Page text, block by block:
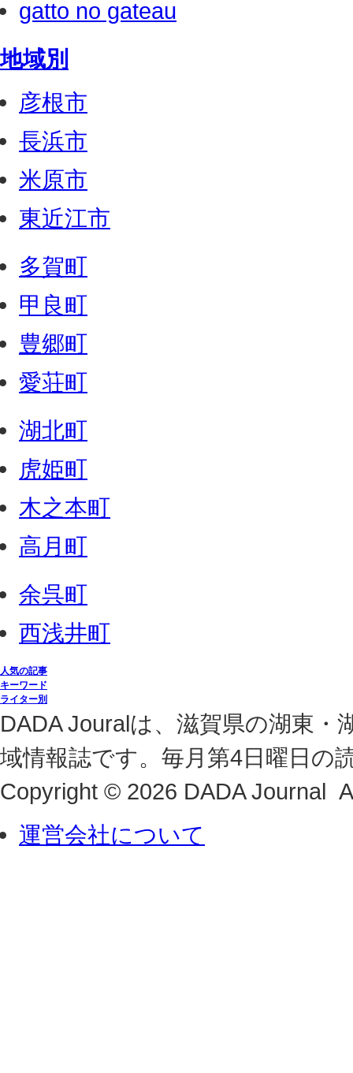
gatto no gateau
地域別
彦根市
長浜市
米原市
東近江市
多賀町
甲良町
豊郷町
愛荘町
湖北町
虎姫町
木之本町
高月町
余呉町
西浅井町
人気の記事
キーワード
ライター別
DADA Jouralは、滋賀県の湖東
域情報誌です。毎月第4日曜日の
Copyright © 2026 DADA Journal
運営会社について